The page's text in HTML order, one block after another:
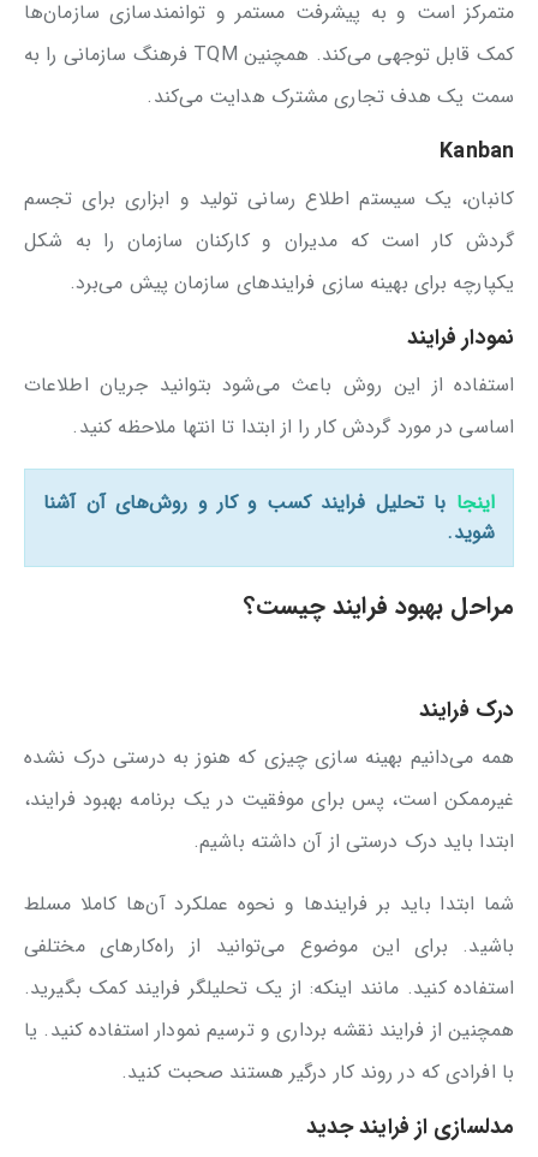
متمرکز است و به پیشرفت مستمر و توانمندسازی سازمان‌ها
کمک قابل توجهی می‌کند. همچنین TQM فرهنگ سازمانی را به
سمت یک هدف تجاری مشترک هدایت می‌کند.
Kanban
کانبان، یک سیستم اطلاع رسانی تولید و ابزاری برای تجسم
گردش کار است که مدیران و کارکنان سازمان را به شکل
یکپارچه برای بهینه سازی فرایندهای سازمان پیش می‌برد.
نمودار فرایند
استفاده از این روش باعث می‌شود بتوانید جریان اطلاعات
اساسی در مورد گردش کار را از ابتدا تا انتها ملاحظه کنید.
اینجا با تحلیل فرایند کسب و کار و روش‌های آن آشنا
شوید.
مراحل بهبود فرایند چیست؟
درک فرایند
همه می‌دانیم بهینه سازی چیزی که هنوز به درستی درک نشده
غیرممکن است، پس برای موفقیت در یک برنامه بهبود فرایند،
ابتدا باید درک درستی از آن داشته باشیم.
شما ابتدا باید بر فرایندها و نحوه عملکرد آن‌ها کاملا مسلط
باشید. برای این موضوع می‌توانید از راه‌کارهای مختلفی
استفاده کنید. مانند اینکه: از یک تحلیلگر فرایند کمک بگیرید.
همچنین از فرایند نقشه برداری و ترسیم نمودار استفاده کنید. یا
با افرادی که در روند کار درگیر هستند صحبت کنید.
مدلسازی از فرایند جدید